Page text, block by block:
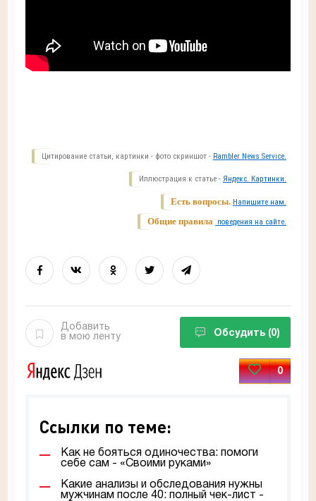
Цитирование статьи, картинки - фото скриншот - Rambler News Service.
Иллюстрация к статье - Яндекс. Картинки.
Есть вопросы. Напишите нам.
Общие правила поведения на сайте.
Добавить
в мою ленту
Обсудить (0)
0
Ссылки по теме:
Как не бояться одиночества: помоги
себе сам - «Своими руками»
Какие анализы и обследования нужны
мужчинам после 40: полный чек-лист -